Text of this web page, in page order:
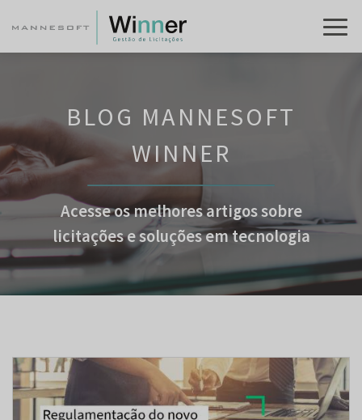
BLOG MANNESOFT
WINNER
Acesse os melhores artigos sobre
licitações e soluções em tecnologia